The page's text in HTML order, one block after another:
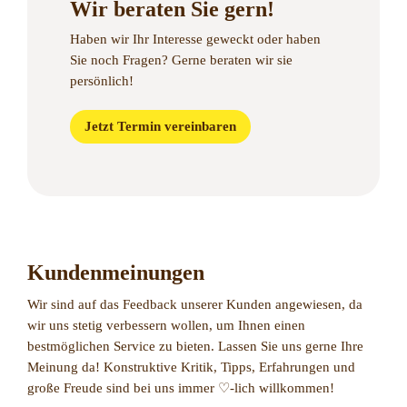
Wir beraten Sie gern!
Haben wir Ihr Interesse geweckt oder haben
Sie noch Fragen? Gerne beraten wir sie
persönlich!
Jetzt Termin vereinbaren
Kundenmeinungen
Wir sind auf das Feedback unserer Kunden angewiesen, da
wir uns stetig verbessern wollen, um Ihnen einen
bestmöglichen Service zu bieten. Lassen Sie uns gerne Ihre
Meinung da! Konstruktive Kritik, Tipps, Erfahrungen und
große Freude sind bei uns immer ♡-lich willkommen!